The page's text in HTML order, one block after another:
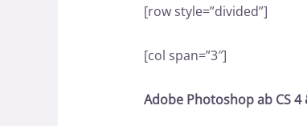
[row style=”divided”]
[col span=”3″]
Adobe Photoshop ab CS 4